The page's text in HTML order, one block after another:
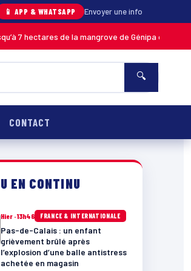
📱 APP & WHATSAPP Envoyer une info
de la mangrove de Génipa détruits, le feu
🔍
CONTACT
EN CONTINU
Hier · 13h46 FRANCE & INTERNATIONALE
Pas-de-Calais : un enfant
grièvement brûlé après
l’explosion d’une balle antistress
achetée en magasin